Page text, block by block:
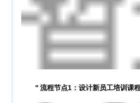
" 流程节点1：设计新员工培训课